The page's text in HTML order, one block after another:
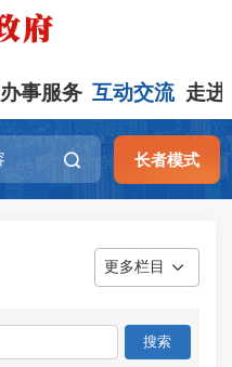
办事服务 互动交流 走进
长者模式
更多栏目